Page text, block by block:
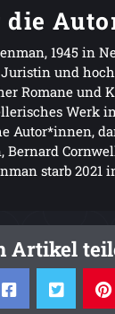
die
1945 in
und
Romane und
Werk
Autor*innen,
Bernard
starb 2021
Artikel